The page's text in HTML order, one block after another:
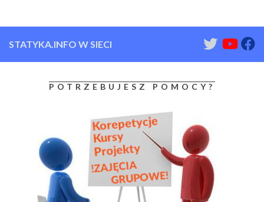
STATYKA.INFO W SIECI
POTRZEBUJESZ POMOCY?